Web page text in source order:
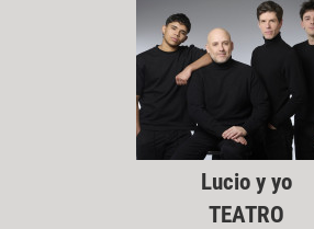
Lucio y yo
TEATRO